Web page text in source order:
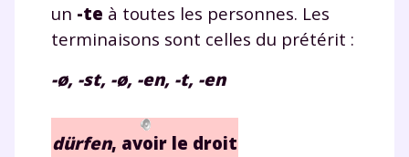
un -te à toutes les personnes. Les
terminaisons sont celles du prétérit :
-ø, -st, -ø, -en, -t, -en
dürfen, avoir le droit